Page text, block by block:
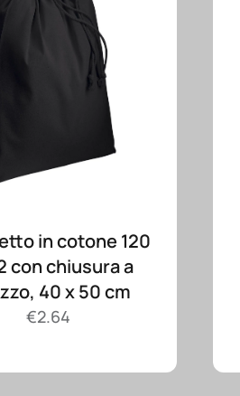
in cotone 120
con chiusura a
40 x 50 cm
€2.64